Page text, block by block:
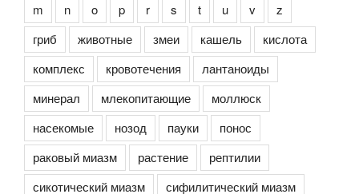
m
n o p r s t u v
z
гриб
животные змеи кашель
кислота
комплекс
кровотечения
лантаноиды
минерал
млекопитающие
моллюск
насекомые
нозод пауки
понос
раковый миазм
растение
рептилии
сикотический миазм
сифилитический миазм